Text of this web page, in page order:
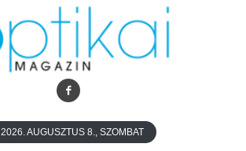
2026. AUGUSZTUS 8., SZOMBAT